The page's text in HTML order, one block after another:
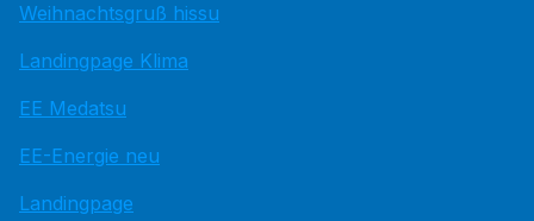
Weihnachtsgruß hissu
Landingpage Klima
EE Medatsu
EE-Energie neu
Landingpage